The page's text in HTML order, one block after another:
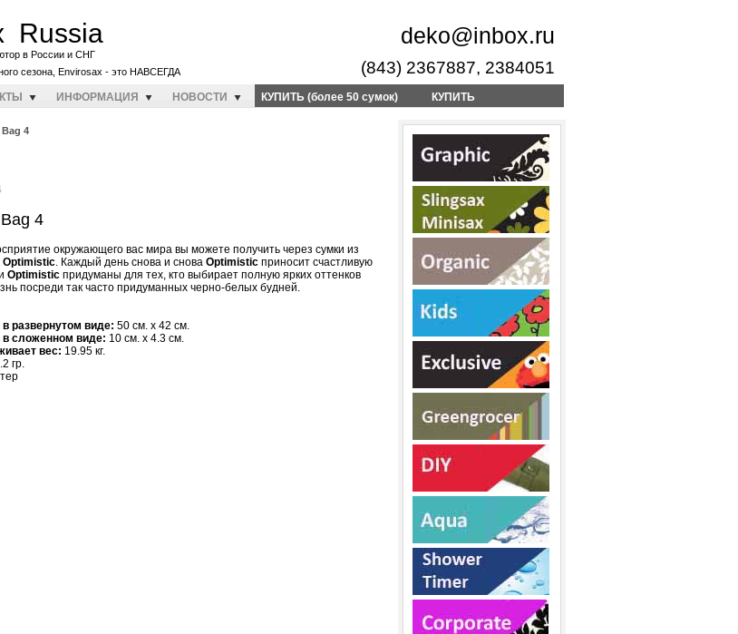
Russia
в России и СНГ
сезона, Envirosax - это НАВСЕГДА
deko@inbox.ru
(843) 2367887, 2384051
ИНФОРМАЦИЯ НОВОСТИ КУПИТЬ (более 50 сумок) КУПИТЬ
4
4
окружающего вас мира вы можете получить через сумки из
Optimistic. Каждый день снова и снова Optimistic приносит счастливую
Optimistic придуманы для тех, кто выбирает полную ярких оттенков
посреди так часто придуманных черно-белых будней.
развернутом виде: 50 см. x 42 см.
в сложенном виде: 10 см. x 4.3 см.
вес: 19.95 кг.
гр.